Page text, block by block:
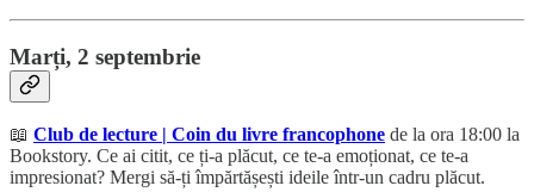
Marți, 2 septembrie
📖 Club de lecture | Coin du livre francophone de la ora 18:00 la
Bookstory. Ce ai citit, ce ți-a plăcut, ce te-a emoționat, ce te-a
impresionat? Mergi să-ți împărtășești ideile într-un cadru plăcut.